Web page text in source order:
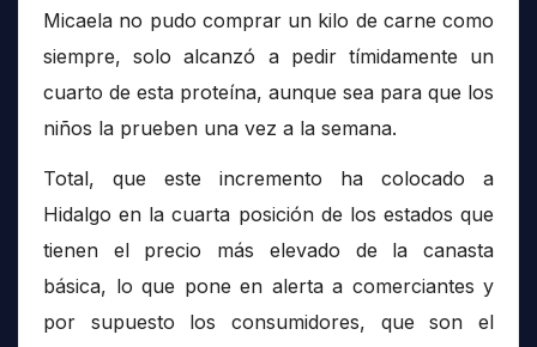
Micaela no pudo comprar un kilo de carne como
siempre, solo alcanzó a pedir tímidamente un
cuarto de esta proteína, aunque sea para que los
niños la prueben una vez a la semana.
Total, que este incremento ha colocado a
Hidalgo en la cuarta posición de los estados que
tienen el precio más elevado de la canasta
básica, lo que pone en alerta a comerciantes y
por supuesto los consumidores, que son el